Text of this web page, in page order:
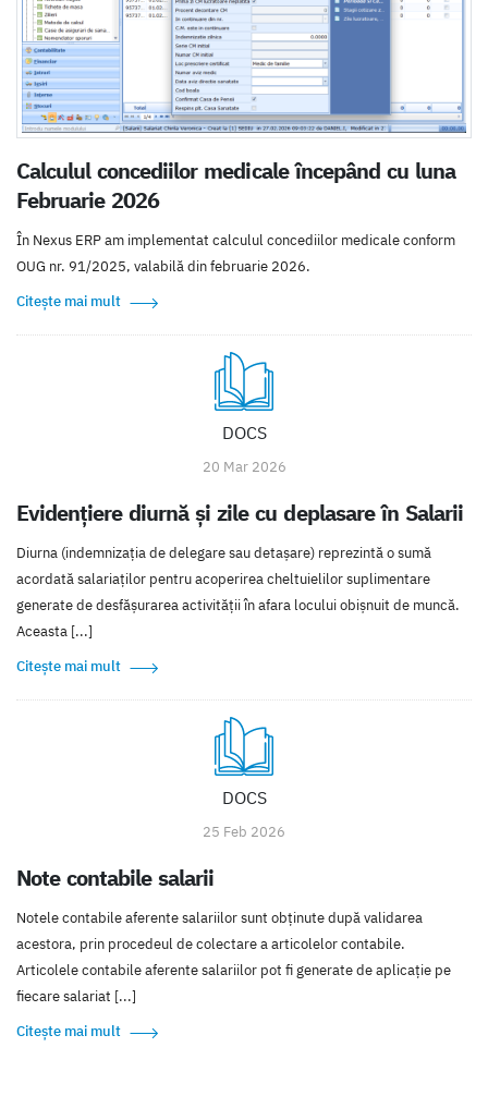
Calculul concediilor medicale începând cu luna
Februarie 2026
În Nexus ERP am implementat calculul concediilor medicale conform
OUG nr. 91/2025, valabilă din februarie 2026.
Citește mai mult
DOCS
20 Mar 2026
Evidențiere diurnă și zile cu deplasare în Salarii
Diurna (indemnizația de delegare sau detașare) reprezintă o sumă
acordată salariaților pentru acoperirea cheltuielilor suplimentare
generate de desfășurarea activității în afara locului obișnuit de muncă.
Aceasta [...]
Citește mai mult
DOCS
25 Feb 2026
Note contabile salarii
Notele contabile aferente salariilor sunt obținute după validarea
acestora, prin procedeul de colectare a articolelor contabile.
Articolele contabile aferente salariilor pot fi generate de aplicație pe
fiecare salariat [...]
Citește mai mult